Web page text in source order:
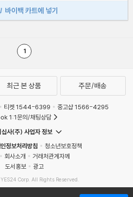
바이백 카트에 넣기
1
최근 본 상품 주문/배송
티켓 1544-6399
중고샵 1566-4295
1:1문의/채팅상담
십사(주) 사업자 정보
정보처리방침
청소년보호정책
회사소개
거래처관계자께
도서홍보
광고
Corp. All Rights Reserved.